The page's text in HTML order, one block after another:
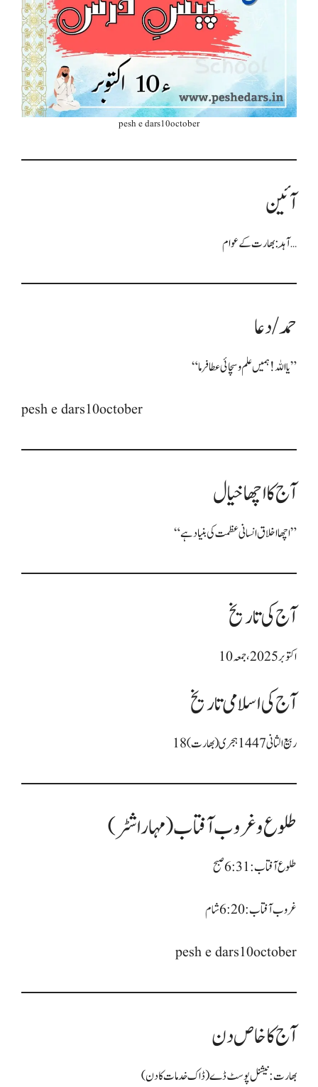
pesh e dars10october
آئین
آہَد: بھارت کے عوام…
حمد/دعا
“یا اللہ! ہمیں علم و سچائی عطا فرما”
pesh e dars10october
آج کا اچھا خیال
“اچھا اخلاق انسانی عظمت کی بنیاد ہے”
آج کی تاریخ
10 اکتوبر 2025، جمعہ
آج کی اسلامی تاریخ
18 ربیع الثانی 1447 ہجری (بھارت)
طلوع و غروب آفتاب (مہاراشٹر)
طلوع آفتاب: 6:31 صبح
غروب آفتاب: 6:20 شام
pesh e dars10october
آج کا خاص دن
بھارت: نیشنل پوسٹ ڈے (ڈاک خدمات کا دن)